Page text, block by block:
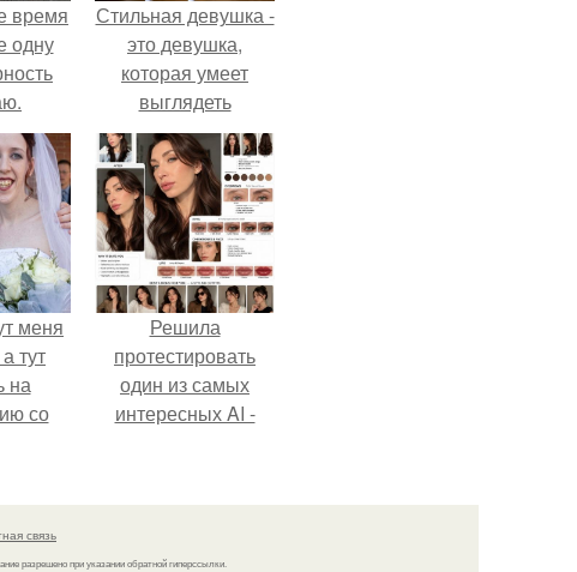
время
одну
Стильная девушка -
это девушка,
которая умеет
выглядеть
привлекательно и
элегантно в любои
ситуации.
меня
тут
на
со
Решила
протестировать
один из самых
интересных AI -
связь
разрешено при указании обратной гиперссылки.